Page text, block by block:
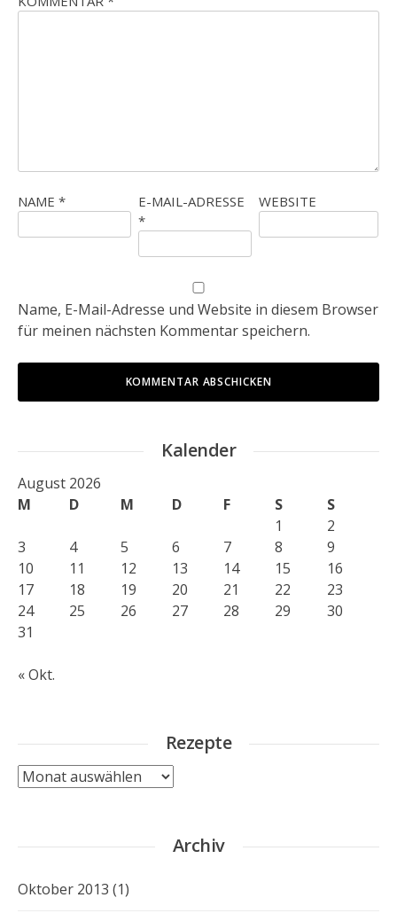
NAME *
E-MAIL-ADRESSE
*
WEBSITE
Name, E-Mail-Adresse und Website in diesem Browser
für meinen nächsten Kommentar speichern.
Kalender
August 2026
M
D M D F S
S
1
2
3
4 5 6 7 8
9
10
11 12 13 14 15
16
17
18 19 20 21 22
23
24
25 26 27 28 29
30
31
« Okt.
Rezepte
Rezepte
Archiv
Oktober 2013 (1)